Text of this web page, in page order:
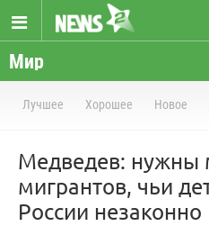
Мир
Лучшее Хорошее Новое
Медведев: нужны
мигрантов, чьи
России незаконно